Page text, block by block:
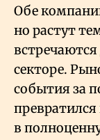
Обе
но растут
секторе.
события за
в